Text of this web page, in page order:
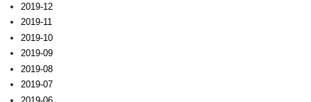
2019-12
2019-11
2019-10
2019-09
2019-08
2019-07